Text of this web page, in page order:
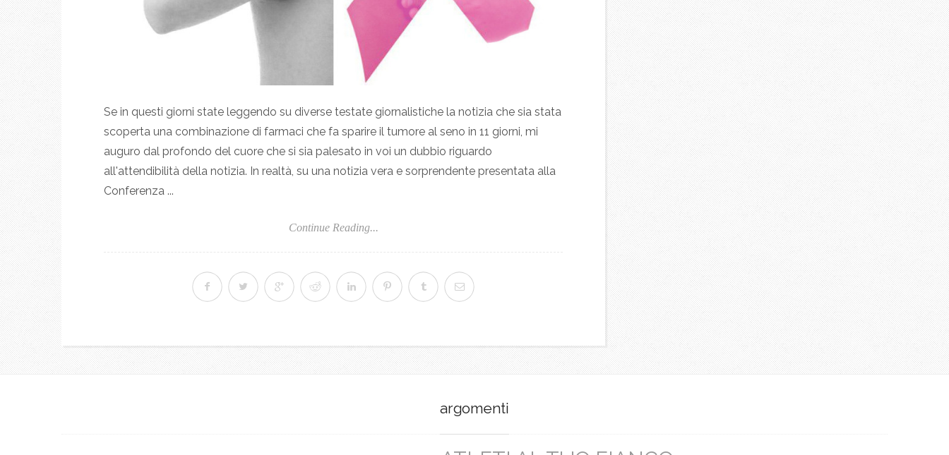
Se in questi giorni state leggendo su diverse testate giornalistiche la notizia che sia stata
scoperta una combinazione di farmaci che fa sparire il tumore al seno in 11 giorni, mi
auguro dal profondo del cuore che si sia palesato in voi un dubbio riguardo
all'attendibilità della notizia. In realtà, su una notizia vera e sorprendente presentata alla
Conferenza ...
Continue Reading...
argomenti